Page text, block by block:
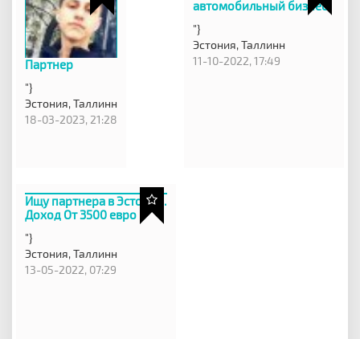
Партнер
"}
Эстония,Таллинн
18-03-2023, 21:28
автомобильный бизнес
"}
Эстония,Таллинн
11-10-2022, 17:49
Ищу партнера в Эстонии.
Доход От 3500 евро в
"}
Эстония,Таллинн
13-05-2022, 07:29